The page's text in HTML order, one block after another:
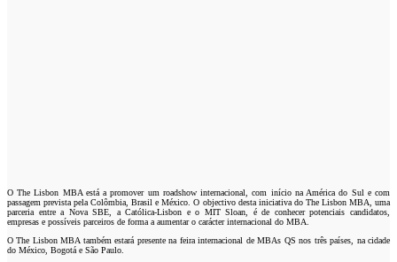
O The Lisbon MBA está a promover um roadshow internacional, com início na América do Sul e com
passagem prevista pela Colômbia, Brasil e México. O objectivo desta iniciativa do The Lisbon MBA, uma
parceria entre a Nova SBE, a Católica-Lisbon e o MIT Sloan, é de conhecer potenciais candidatos,
empresas e possíveis parceiros de forma a aumentar o carácter internacional do MBA.
O The Lisbon MBA também estará presente na feira internacional de MBAs QS nos três países, na cidade
do México, Bogotá e São Paulo.